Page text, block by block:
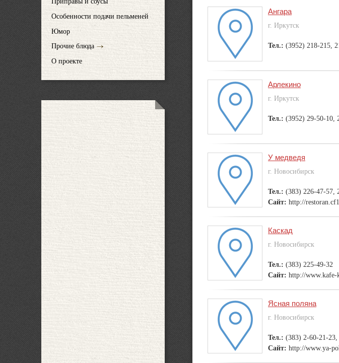
Особенности подачи пельменей
Юмор
Прочие блюда
О проекте
Ангара
г. Иркутск
Тел.: (3952) 218-215,
Арлекино
г. Иркутск
Тел.: (3952) 29-50-10,
У медведя
г. Новосибирск
Тел.: (383) 226-47-57,
Сайт: http://
Каскад
г. Новосибирск
Тел.: (383) 225-49-32
Сайт: http://www.kafe-
Ясная поляна
г. Новосибирск
Тел.: (383) 2-60-21-
Сайт: http://www.ya-